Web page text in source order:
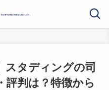
スタディングの司
評判は？特徴から